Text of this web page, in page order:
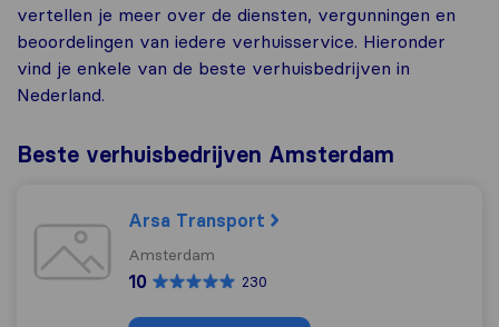
vertellen je meer over de diensten, vergunningen en
beoordelingen van iedere verhuisservice. Hieronder
vind je enkele van de beste verhuisbedrijven in
Nederland.
Beste verhuisbedrijven Amsterdam
Arsa Transport
Amsterdam
10 230